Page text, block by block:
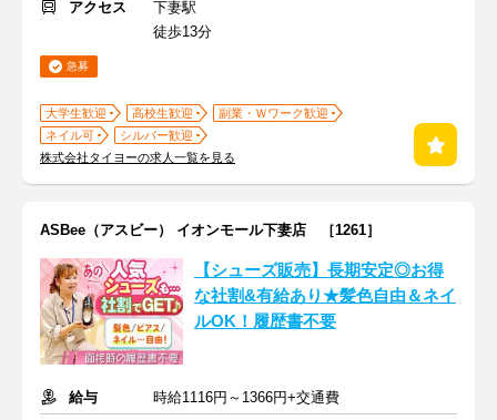
アクセス
下妻駅
徒歩13分
急募
大学生歓迎 高校生歓迎
副業・Ｗワーク歓迎
ネイル可
シルバー歓迎
株式会社タイヨーの求人一覧を見る
ASBee（アスビー） イオンモール下妻店 ［1261］
【シューズ販売】長期安定◎お得
な社割&有給あり★髪色自由＆ネイ
ルOK！履歴書不要
給与
時給1116円～1366円+交通費